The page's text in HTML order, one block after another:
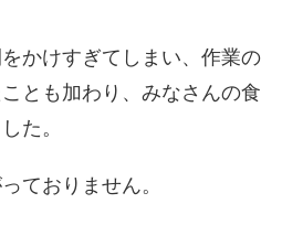
かけすぎてしまい、作業の
とも加わり、みなさんの食
た。
ておりません。